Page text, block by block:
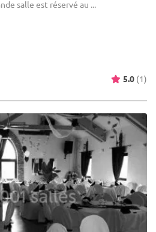
salle est réservé au ...
5.0 (1)